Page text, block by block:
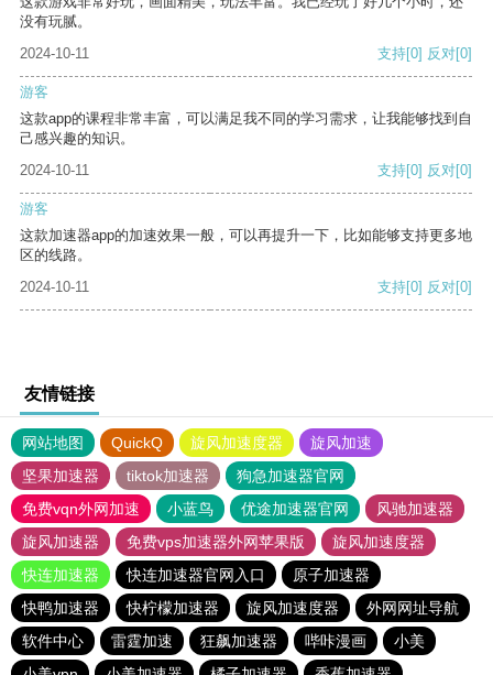
没有玩腻。
2024-10-11
支持[0] 反对[0]
游客
这款app的课程非常丰富，可以满足我不同的学习需求，让我能够找到自
己感兴趣的知识。
2024-10-11
支持[0] 反对[0]
游客
这款加速器app的加速效果一般，可以再提升一下，比如能够支持更多地
区的线路。
2024-10-11
支持[0] 反对[0]
友情链接
网站地图 QuickQ 旋风加速度器
旋风加速
坚果加速器
tiktok加速器
狗急加速器官网
免费vqn外网加速
小蓝鸟 优途加速器官网
风驰加速器
旋风加速器
免费vps加速器外网苹果版
旋风加速度器
快连加速器
快连加速器官网入口
原子加速器
快鸭加速器
快柠檬加速器 旋风加速度器
外网网址导航
软件中心
雷霆加速 狂飙加速器 哔咔漫画
小美